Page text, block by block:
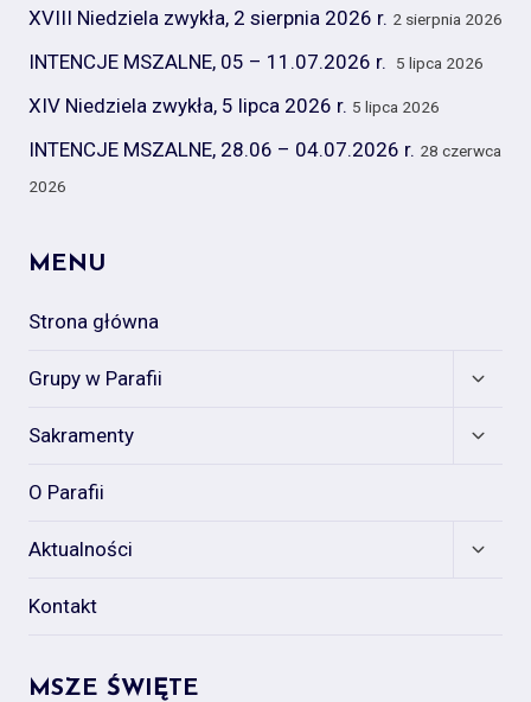
XVIII Niedziela zwykła, 2 sierpnia 2026 r. 2 sierpnia 2026
INTENCJE MSZALNE, 05 – 11.07.2026 r. 5 lipca 2026
XIV Niedziela zwykła, 5 lipca 2026 r. 5 lipca 2026
INTENCJE MSZALNE, 28.06 – 04.07.2026 r. 28 czerwca
2026
MENU
Strona główna
Grupy w Parafii
Expand
Sakramenty
Expand
O Parafii
Aktualności
Expand
Kontakt
MSZE ŚWIĘTE